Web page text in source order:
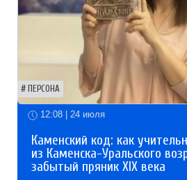
ПЕРСОНА
12:08 | 24 июля
Каменский код: как
из Каменска-Уральского
забытый пряник XIX века